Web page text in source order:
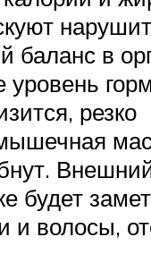
баланс в
уровень
резко
будет
и волосы,